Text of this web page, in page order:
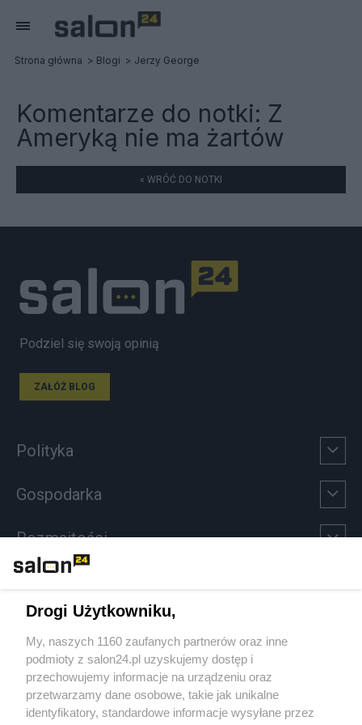
Strona główna Blogi Jerzy George
Komentarze do notki: Z
Ameryką nie ma żartów
« WRÓĆ DO NOTKI
Podziel się swoją opinią
ZAŁÓŻ BLOG
Polityka
Gospodarka
Rozmaitości
Sport
Społeczeństwo
Kultura
Drogi Użytkowniku,
My, naszych 1160 zaufanych partnerów oraz inne
podmioty z salon24.pl uzyskujemy dostęp i
przechowujemy informacje na urządzeniu oraz
przetwarzamy dane osobowe, takie jak unikalne
identyfikatory, standardowe informacje wysyłane przez